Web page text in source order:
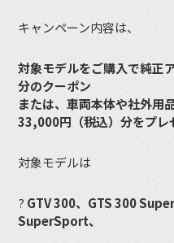
キャンペーン内容は、
対象モデルをご購入で純正
分のクーポン
または、車両本体や社外用
33,000円（税込）分をプレ
対象モデルは
? GTV 300、GTS 300
SuperSport、